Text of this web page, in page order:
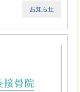
お知らせ